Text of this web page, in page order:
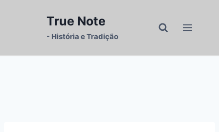
True Note
- História e Tradição